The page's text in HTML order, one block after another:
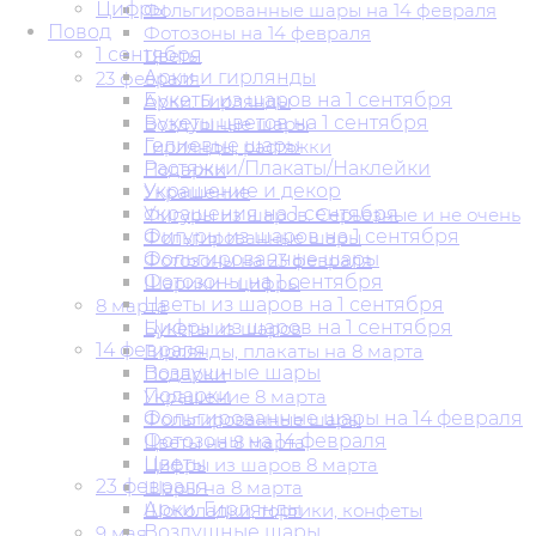
Фольгированные шары на 14 февраля
Фотозоны на 14 февраля
Цветы
23 февраля
Арки. Гирлянды
Воздушные шары
Гирлянды, растяжки
Подарки
Украшение
Фигуры из шаров. Серьезные и не очень
Фольгированные шары
Фотозоны на 23 февраля
Шарики - цифры
8 марта
Букеты из шаров
Гирлянды, плакаты на 8 марта
Подарки
Украшение 8 марта
Фольгированные шары
Цветы на 8 марта
Цифры из шаров 8 марта
Шары на 8 марта
Шоколадки, тортики, конфеты
Цифры
Повод
1 сентября
Арки и гирлянды
Букеты из шаров на 1 сентября
Букеты цветов на 1 сентября
Гелиевые шары
Растяжки/Плакаты/Наклейки
Украшение и декор
Украшения на 1 сентября
Фигуры из шаров на 1 сентября
Фольгированные шары
Фотозоны на 1 сентября
Цветы из шаров на 1 сентября
Цифры из шаров на 1 сентября
14 февраля
Воздушные шары
Подарки
Фольгированные шары на 14 февраля
Фотозоны на 14 февраля
Цветы
23 февраля
Арки. Гирлянды